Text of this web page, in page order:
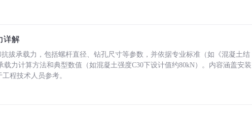
详解
拔承载力，包括螺杆直径、钻孔尺寸等参数，并依据专业标准（如《混凝土结
载力计算方法和典型数值（如混凝土强度C30下设计值约80kN）。内容涵盖安装
程技术人员参考。